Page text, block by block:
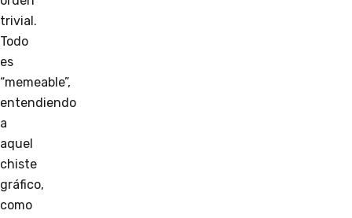
trivial.
Todo
es
“memeable”,
entendiendo
a
aquel
chiste
gráfico,
como